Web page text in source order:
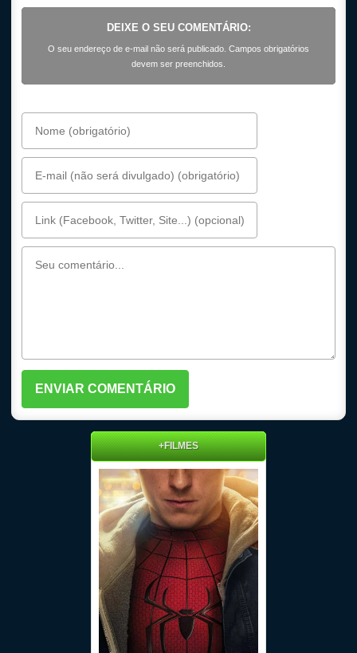
DEIXE O SEU COMENTÁRIO:
O seu endereço de e-mail não será publicado. Campos obrigatórios
devem ser preenchidos.
+FILMES